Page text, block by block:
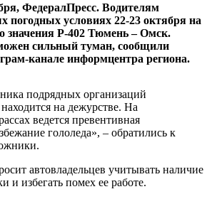
ФедералПресс. Водителям
погодных условиях 22-23 октября на
значения Р-402 Тюмень – Омск.
сильный туман, сообщили
канале информцентра региона.
подрядных организаций
на дежурстве. На
ведется превентивная
гололеда», – обратились к
автовладельцев учитывать наличие
и избегать помех ее работе.